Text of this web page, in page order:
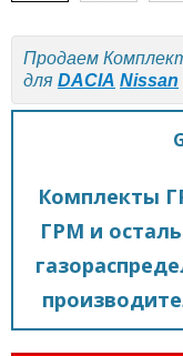
Продаем
для DACIA Nissan
Комплекты
ГРМ и